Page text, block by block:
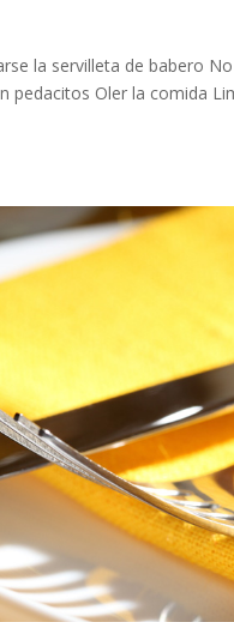
la servilleta de babero
pedacitos Oler la comida